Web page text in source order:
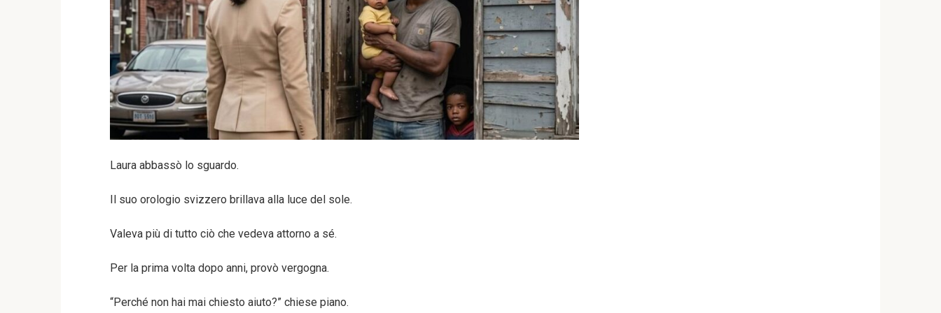
Laura abbassò lo sguardo.
Il suo orologio svizzero brillava alla luce del sole.
Valeva più di tutto ciò che vedeva attorno a sé.
Per la prima volta dopo anni, provò vergogna.
“Perché non hai mai chiesto aiuto?” chiese piano.